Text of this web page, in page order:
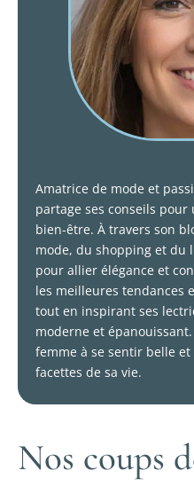
Amatrice de mode et
partage ses conseils
bien-être. À travers son
mode, du shopping et du
pour allier élégance et
les meilleures tendances
tout en inspirant ses
moderne et
femme à se sentir belle
facettes de sa vie.
Nos coups